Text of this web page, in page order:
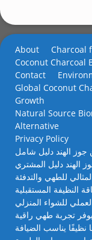
About
Charcoal
Coconut Charcoal
Contact
Global Coconut
Growth
Natural Source
Alternative
Privacy Policy
الهند دليل شامل
دليل المشتري
للطهي والتدفئة
النظيفة المستقبلية
للشواء المنزلي
تجربة طهي راقية
نظيفًا يناسب الضيافة